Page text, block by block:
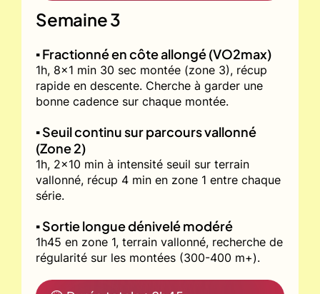
Semaine 3
▪️ Fractionné en côte allongé (VO2max)
1h, 8x1 min 30 sec montée (zone 3), récup
rapide en descente. Cherche à garder une
bonne cadence sur chaque montée.
▪️ Seuil continu sur parcours vallonné
(Zone 2)
1h, 2x10 min à intensité seuil sur terrain
vallonné, récup 4 min en zone 1 entre chaque
série.
▪️ Sortie longue dénivelé modéré
1h45 en zone 1, terrain vallonné, recherche de
régularité sur les montées (300-400 m+).